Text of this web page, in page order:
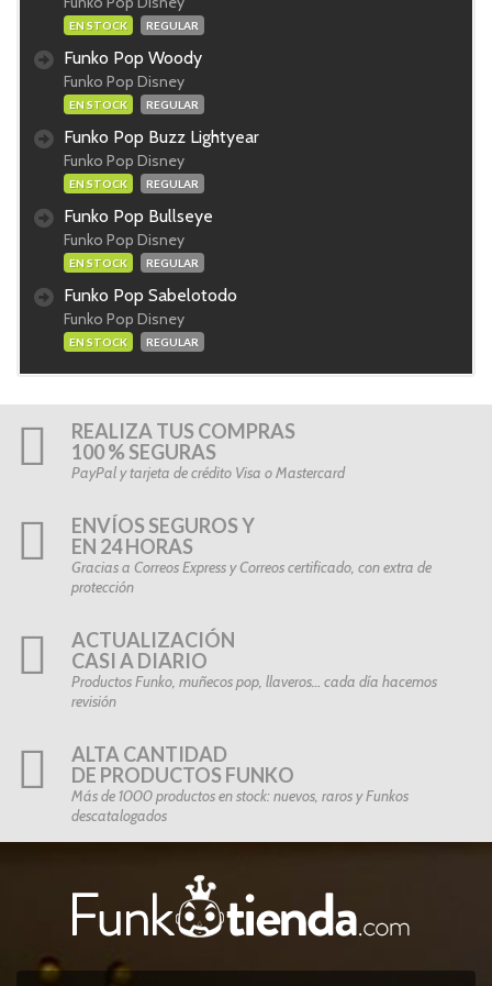
EN STOCK REGULAR
Funko Pop Woody
Funko Pop Disney
EN STOCK REGULAR
Funko Pop Buzz Lightyear
Funko Pop Disney
EN STOCK REGULAR
Funko Pop Bullseye
Funko Pop Disney
EN STOCK REGULAR
Funko Pop Sabelotodo
Funko Pop Disney
EN STOCK REGULAR
REALIZA TUS COMPRAS
100 % SEGURAS
PayPal y tarjeta de crédito Visa o Mastercard
ENVÍOS SEGUROS Y
EN 24 HORAS
Gracias a Correos Express y Correos certificado, con extra de
protección
ACTUALIZACIÓN
CASI A DIARIO
Productos Funko, muñecos pop, llaveros… cada día hacemos
revisión
ALTA CANTIDAD
DE PRODUCTOS FUNKO
Más de 1000 productos en stock: nuevos, raros y Funkos
descatalogados